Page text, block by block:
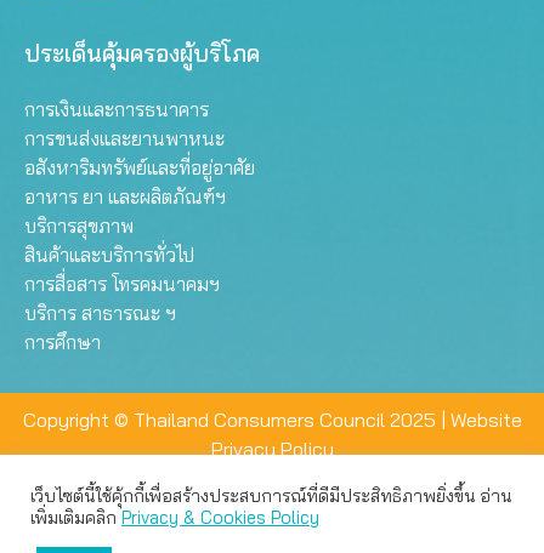
ประเด็นคุ้มครองผู้บริโภค
การเงินและการธนาคาร
การขนส่งและยานพาหนะ
อสังหาริมทรัพย์และที่อยู่อาศัย
อาหาร ยา และผลิตภัณฑ์ฯ
บริการสุขภาพ
สินค้าและบริการทั่วไป
การสื่อสาร โทรคมนาคมฯ
บริการ สาธารณะ ฯ
การศึกษา
Copyright © Thailand Consumers Council 2025 | Website
Privacy Policy
เว็บไซต์นี้ใช้คุ้กกี้เพื่อสร้างประสบการณ์ที่ดีมีประสิทธิภาพยิ่งขึ้น อ่าน
เพิ่มเติมคลิกPrivacy & Cookies Policy
เว็บไซต์นี้ใช้คุกกี้เพื่อมอบประสบการณ์การใช้งานที่ดีให้แก่ท่าน คุณ
สามารถเลือกตั้งค่าความเป็นส่วนตัวได้